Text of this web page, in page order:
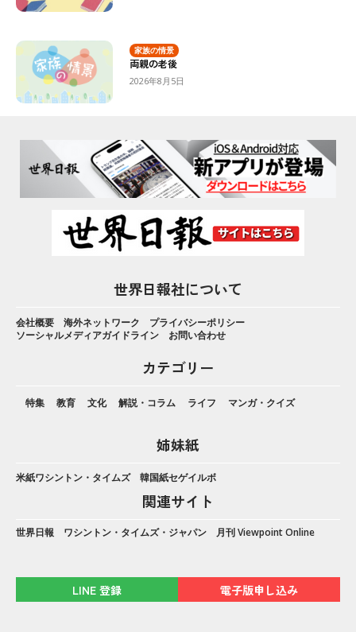
家族の情景
両親の老後
2026年8月5日
世界日報社について
会社概要 海外ネットワーク
プライバシーポリシー
ソーシャルメディアガイドライン
お問い合わせ
カテゴリー
特集 教育 文化 解説・コラム ライフ マンガ・クイズ
姉妹紙
米紙ワシントン・タイムズ 韓国紙セゲイルボ
関連サイト
世界日報 ワシントン・タイムズ・ジャパン 月刊 Viewpoint Online
LINE 登録 電子版申し込み